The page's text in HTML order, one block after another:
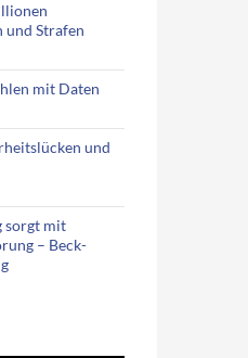
und Strafen
mit Daten
und
sorgt mit
– Beck-